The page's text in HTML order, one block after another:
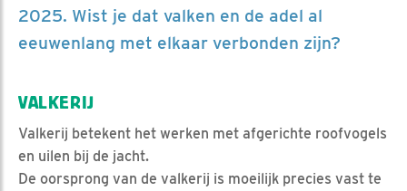
2025. Wist je dat valken en de adel al
eeuwenlang met elkaar verbonden zijn?
VALKERIJ
Valkerij betekent het werken met afgerichte roofvogels
en uilen bij de jacht.
De oorsprong van de valkerij is moeilijk precies vast te